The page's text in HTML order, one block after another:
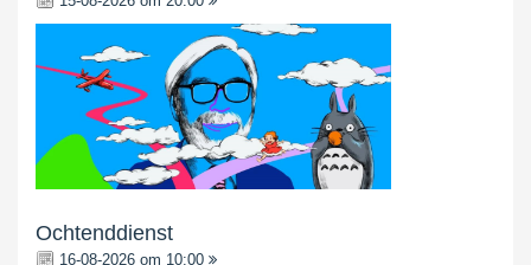
Ochtenddienst
16-08-2026 om 10:00